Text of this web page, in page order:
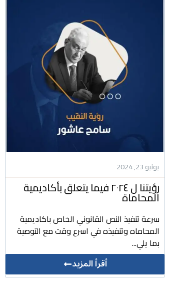
يونيو 23, 2024
رؤيتنا ل ٢٠٢٤ فيما يتعلق بأكاديمية
المحاماة
سرعة تنفيذ النص القانوني الخاص باكاديمية
المحاماه وتنفيذه في اسرع وقت مع التوصية
بما يلي...
أقرأ المزيد